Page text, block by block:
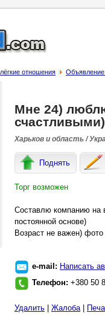
лёгкие отношения
Мне 24)
счастливыми)
Харьков и область /
Поднять
Торг возможен
Составлю компанию на
постоянной основе)
Возраст не важен)
e-mail: Написать
Телефон: +380 50
Удалить Жалоба|